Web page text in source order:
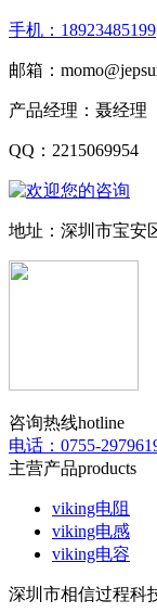
手机：18923485199
邮箱：
产品经理：聂经理
QQ：2215069954
地址：深圳市宝安
咨询热线hotline
电话：0755-
主营产品products
viking电阻
viking电感
viking电容
深圳市相信过程科